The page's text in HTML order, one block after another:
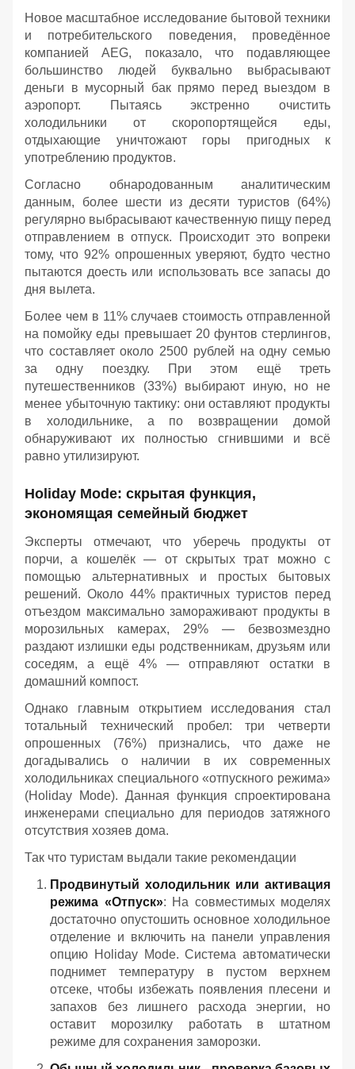
Новое масштабное исследование бытовой техники
и потребительского поведения, проведённое
компанией AEG, показало, что подавляющее
большинство людей буквально выбрасывают
деньги в мусорный бак прямо перед выездом в
аэропорт. Пытаясь экстренно очистить
холодильники от скоропортящейся еды,
отдыхающие уничтожают горы пригодных к
употреблению продуктов.
Согласно обнародованным аналитическим
данным, более шести из десяти туристов (64%)
регулярно выбрасывают качественную пищу перед
отправлением в отпуск. Происходит это вопреки
тому, что 92% опрошенных уверяют, будто честно
пытаются доесть или использовать все запасы до
дня вылета.
Более чем в 11% случаев стоимость отправленной
на помойку еды превышает 20 фунтов стерлингов,
что составляет около 2500 рублей на одну семью
за одну поездку. При этом ещё треть
путешественников (33%) выбирают иную, но не
менее убыточную тактику: они оставляют продукты
в холодильнике, а по возвращении домой
обнаруживают их полностью сгнившими и всё
равно утилизируют.
Holiday Mode: скрытая функция,
экономящая семейный бюджет
Эксперты отмечают, что уберечь продукты от
порчи, а кошелёк — от скрытых трат можно с
помощью альтернативных и простых бытовых
решений. Около 44% практичных туристов перед
отъездом максимально замораживают продукты в
морозильных камерах, 29% — безвозмездно
раздают излишки еды родственникам, друзьям или
соседям, а ещё 4% — отправляют остатки в
домашний компост.
Однако главным открытием исследования стал
тотальный технический пробел: три четверти
опрошенных (76%) признались, что даже не
догадывались о наличии в их современных
холодильниках специального «отпускного режима»
(Holiday Mode). Данная функция спроектирована
инженерами специально для периодов затяжного
отсутствия хозяев дома.
Так что туристам выдали такие рекомендации
Продвинутый холодильник или активация
режима «Отпуск»: На совместимых моделях
достаточно опустошить основное холодильное
отделение и включить на панели управления
опцию Holiday Mode. Система автоматически
поднимет температуру в пустом верхнем
отсеке, чтобы избежать появления плесени и
запахов без лишнего расхода энергии, но
оставит морозилку работать в штатном
режиме для сохранения заморозки.